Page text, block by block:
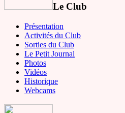
Le Club
Présentation
Activités du Club
Sorties du Club
Le Petit Journal
Photos
Vidéos
Historique
Webcams